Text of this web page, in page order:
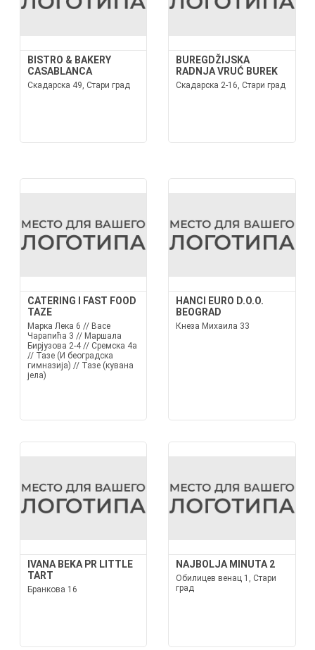
BISTRO & BAKERY
CASABLANCA
Скадарска 49, Стари град
BUREGDŽIJSKA
RADNJA VRUĆ BUREK
Скадарска 2-16, Стари град
CATERING I FAST FOOD
TAZE
Марка Лека 6 // Васе
Чарапића 3 // Маршала
Бирјузова 2-4 // Сремска 4а
// Тазе (И београдска
гимназија) // Тазе (кувана
јела)
HANCI EURO D.O.O.
BEOGRAD
Кнеза Михаила 33
IVANA BEKA PR LITTLE
TART
Бранкова 16
NAJBOLJA MINUTA 2
Обилицев венац 1, Стари
град